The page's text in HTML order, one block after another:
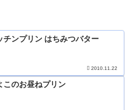
チンプリン はちみつバター
2010.11.22
このお昼ねプリン